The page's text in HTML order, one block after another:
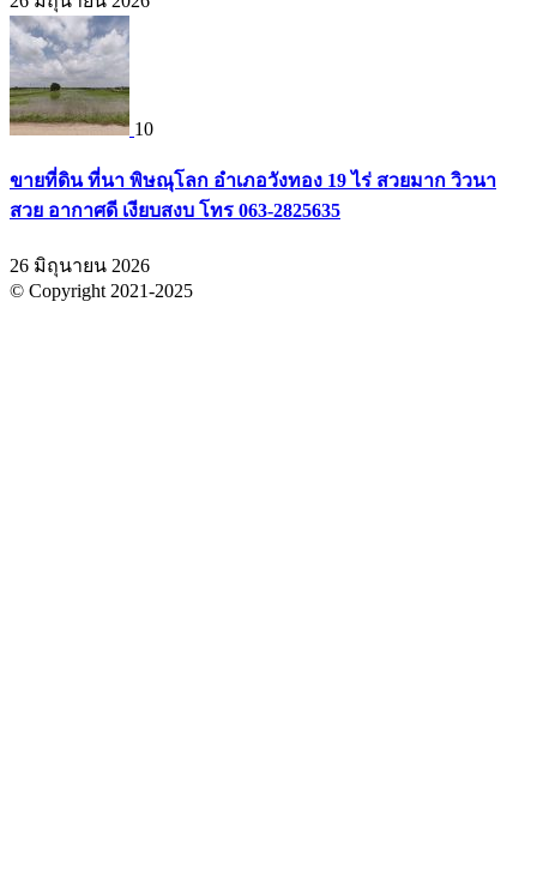
10
ขายที่ดิน ที่นา พิษณุโลก อำเภอวังทอง 19 ไร่ สวยมาก วิวนา
สวย อากาศดี เงียบสงบ โทร 063-2825635
26 มิถุนายน 2026
© Copyright 2021-2025